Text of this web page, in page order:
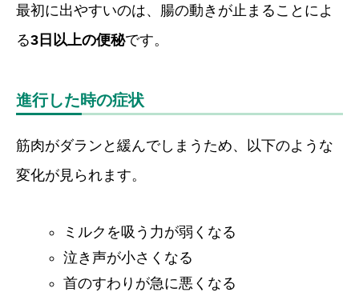
最初に出やすいのは、腸の動きが止まることによ
る3日以上の便秘です。
進行した時の症状
筋肉がダランと緩んでしまうため、以下のような
変化が見られます。
ミルクを吸う力が弱くなる
泣き声が小さくなる
首のすわりが急に悪くなる